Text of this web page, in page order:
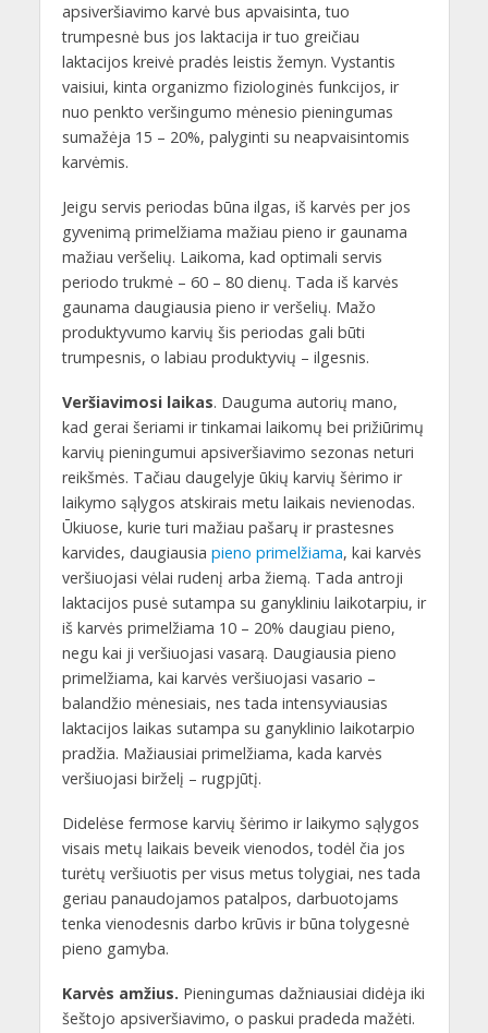
apsiveršiavimo karvė bus apvaisinta, tuo
trumpesnė bus jos laktacija ir tuo greičiau
laktacijos kreivė pradės leistis žemyn. Vystantis
vaisiui, kinta organizmo fiziologinės funkcijos, ir
nuo penkto veršingumo mėnesio pieningumas
sumažėja 15 – 20%, palyginti su neapvaisintomis
karvėmis.
Jeigu servis periodas būna ilgas, iš karvės per jos
gyvenimą primelžiama mažiau pieno ir gaunama
mažiau veršelių. Laikoma, kad optimali servis
periodo trukmė – 60 – 80 dienų. Tada iš karvės
gaunama daugiausia pieno ir veršelių. Mažo
produktyvumo karvių šis periodas gali būti
trumpesnis, o labiau produktyvių – ilgesnis.
Veršiavimosi laikas. Dauguma autorių mano,
kad gerai šeriami ir tinkamai laikomų bei prižiūrimų
karvių pieningumui apsiveršiavimo sezonas neturi
reikšmės. Tačiau daugelyje ūkių karvių šėrimo ir
laikymo sąlygos atskirais metu laikais nevienodas.
Ūkiuose, kurie turi mažiau pašarų ir prastesnes
karvides, daugiausia pieno primelžiama, kai karvės
veršiuojasi vėlai rudenį arba žiemą. Tada antroji
laktacijos pusė sutampa su ganykliniu laikotarpiu, ir
iš karvės primelžiama 10 – 20% daugiau pieno,
negu kai ji veršiuojasi vasarą. Daugiausia pieno
primelžiama, kai karvės veršiuojasi vasario –
balandžio mėnesiais, nes tada intensyviausias
laktacijos laikas sutampa su ganyklinio laikotarpio
pradžia. Mažiausiai primelžiama, kada karvės
veršiuojasi birželį – rugpjūtį.
Didelėse fermose karvių šėrimo ir laikymo sąlygos
visais metų laikais beveik vienodos, todėl čia jos
turėtų veršiuotis per visus metus tolygiai, nes tada
geriau panaudojamos patalpos, darbuotojams
tenka vienodesnis darbo krūvis ir būna tolygesnė
pieno gamyba.
Karvės amžius. Pieningumas dažniausiai didėja iki
šeštojo apsiveršiavimo, o paskui pradeda mažėti.